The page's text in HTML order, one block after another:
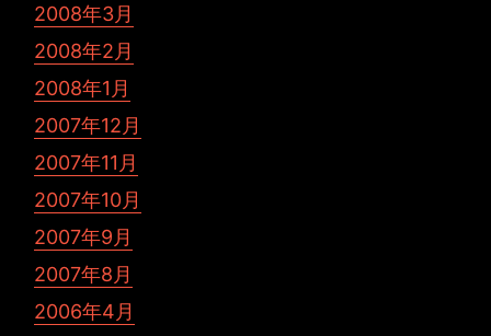
2008年3月
2008年2月
2008年1月
2007年12月
2007年11月
2007年10月
2007年9月
2007年8月
2006年4月